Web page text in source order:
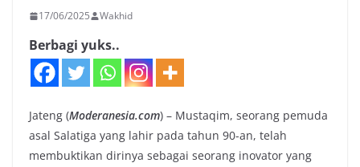
17/06/2025 Wakhid
Berbagi yuks..
Jateng (Moderanesia.com) – Mustaqim, seorang pemuda
asal Salatiga yang lahir pada tahun 90-an, telah
membuktikan dirinya sebagai seorang inovator yang